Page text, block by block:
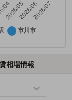
相場情報